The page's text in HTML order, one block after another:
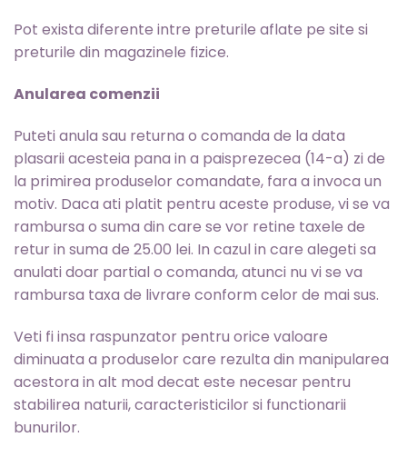
Pot exista diferente intre preturile aflate pe site si
preturile din magazinele fizice.
Anularea comenzii
Puteti anula sau returna o comanda de la data
plasarii acesteia pana in a paisprezecea (14-a) zi de
la primirea produselor comandate, fara a invoca un
motiv. Daca ati platit pentru aceste produse, vi se va
rambursa o suma din care se vor retine taxele de
retur in suma de 25.00 lei. In cazul in care alegeti sa
anulati doar partial o comanda, atunci nu vi se va
rambursa taxa de livrare conform celor de mai sus.
Veti fi insa raspunzator pentru orice valoare
diminuata a produselor care rezulta din manipularea
acestora in alt mod decat este necesar pentru
stabilirea naturii, caracteristicilor si functionarii
bunurilor.